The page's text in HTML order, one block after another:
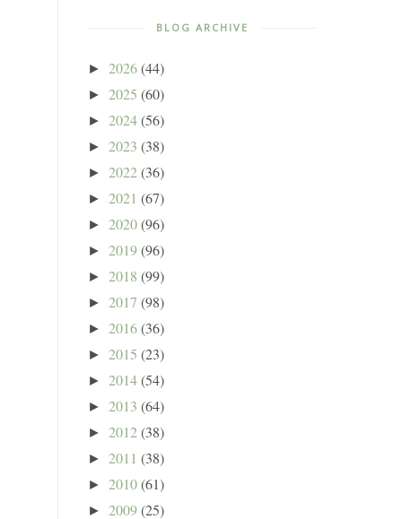
BLOG ARCHIVE
► 2026(44)
► 2025 (60)
► 2024(56)
► 2023 (38)
► 2022(36)
► 2021 (67)
► 2020(96)
► 2019(96)
► 2018 (99)
► 2017 (98)
► 2016(36)
► 2015 (23)
► 2014(54)
► 2013 (64)
► 2012(38)
► 2011 (38)
► 2010(61)
► 2009(25)